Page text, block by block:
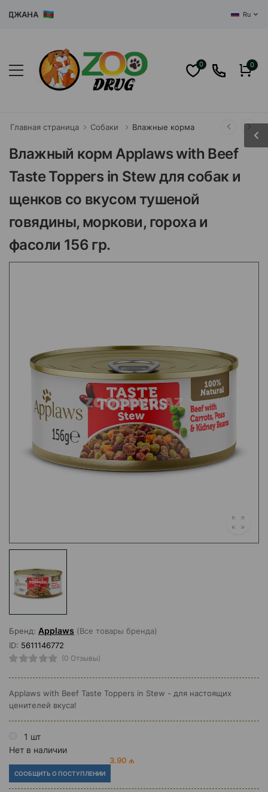
Ru
0 0
Главная страница Собаки Влажные корма
Влажный корм Applaws with Beef
Taste Toppers in Stew для собак и
щенков со вкусом тушеной
говядины, моркови, гороха и
фасоли 156 гр.
Бренд: Applaws (Все товары бренда)
ID: 5611146772
(0 Отзывы)
Applaws with Beef Taste Toppers in Stew - для настоящих
ценителей вкуса!
1 шт
Нет в наличии
3.90 ₼
СООБЩИТЬ О ПОСТУПЛЕНИИ